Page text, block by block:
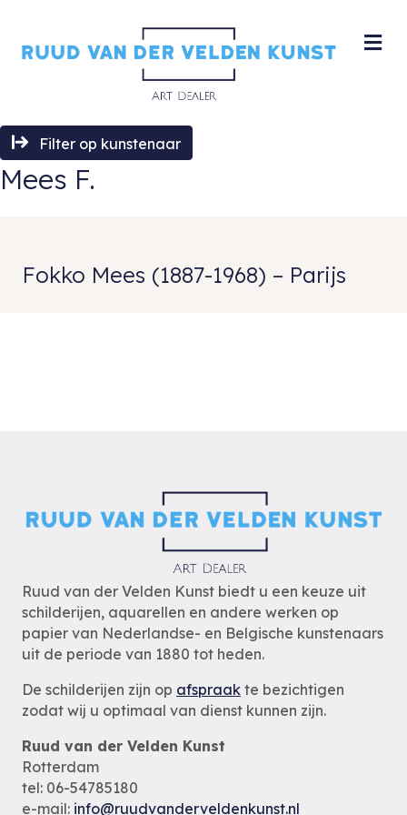
Filter op kunstenaar
Mees F.
Fokko Mees (1887-1968) – Parijs
Ruud van der Velden Kunst biedt u een keuze uit
schilderijen, aquarellen en andere werken op
papier van Nederlandse- en Belgische kunstenaars
uit de periode van 1880 tot heden.
De schilderijen zijn op afspraak te bezichtigen
zodat wij u optimaal van dienst kunnen zijn.
Ruud van der Velden Kunst
Rotterdam
tel: 06-54785180
e-mail: info@ruudvanderveldenkunst.nl